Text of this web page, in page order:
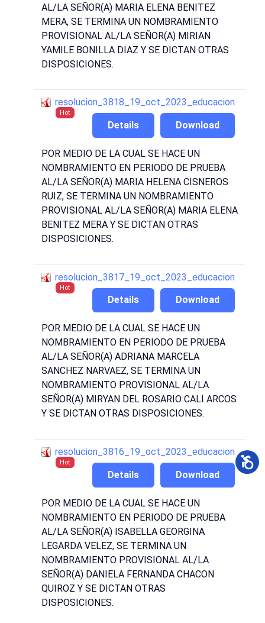
AL/LA SEÑOR(A) MARIA ELENA BENITEZ
MERA, SE TERMINA UN NOMBRAMIENTO
PROVISIONAL AL/LA SEÑOR(A) MIRIAN
YAMILE BONILLA DIAZ Y SE DICTAN OTRAS
DISPOSICIONES.
resolucion_3818_19_oct_2023_educacion
Hot
Download
Details
POR MEDIO DE LA CUAL SE HACE UN
NOMBRAMIENTO EN PERIODO DE PRUEBA
AL/LA SEÑOR(A) MARIA HELENA CISNEROS
RUIZ, SE TERMINA UN NOMBRAMIENTO
PROVISIONAL AL/LA SEÑOR(A) MARIA ELENA
BENITEZ MERA Y SE DICTAN OTRAS
DISPOSICIONES.
resolucion_3817_19_oct_2023_educacion
Hot
Download
Details
POR MEDIO DE LA CUAL SE HACE UN
NOMBRAMIENTO EN PERIODO DE PRUEBA
AL/LA SEÑOR(A) ADRIANA MARCELA
SANCHEZ NARVAEZ, SE TERMINA UN
NOMBRAMIENTO PROVISIONAL AL/LA
SEÑOR(A) MIRYAN DEL ROSARIO CALI ARCOS
Y SE DICTAN OTRAS DISPOSICIONES.
resolucion_3816_19_oct_2023_educacion
Hot
Download
Details
POR MEDIO DE LA CUAL SE HACE UN
NOMBRAMIENTO EN PERIODO DE PRUEBA
AL/LA SEÑOR(A) ISABELLA GEORGINA
LEGARDA VELEZ, SE TERMINA UN
NOMBRAMIENTO PROVISIONAL AL/LA
SEÑOR(A) DANIELA FERNANDA CHACON
QUIROZ Y SE DICTAN OTRAS
DISPOSICIONES.